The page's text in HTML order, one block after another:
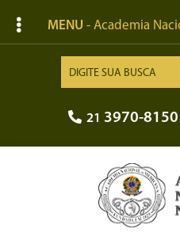
MENU - Academia
21 3970-8150